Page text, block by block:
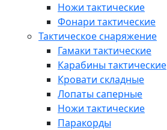
Ножи тактические
Фонари тактические
Тактическое снаряжение
Гамаки тактические
Карабины тактические
Кровати складные
Лопаты саперные
Ножи тактические
Паракорды